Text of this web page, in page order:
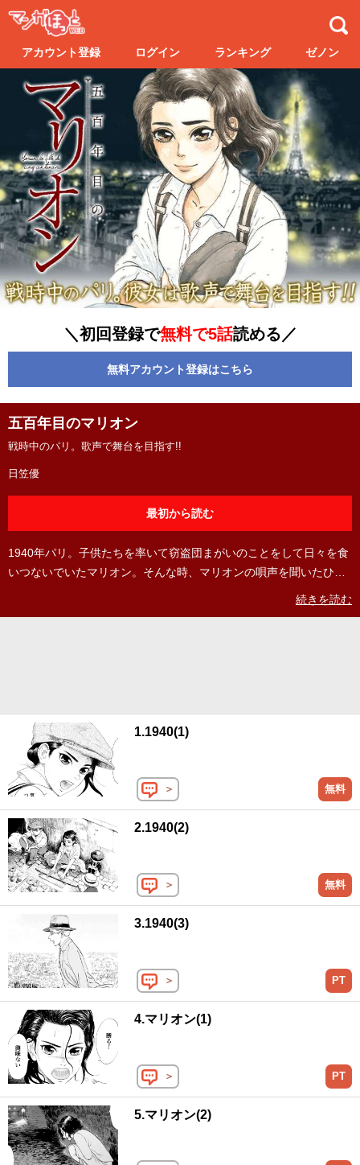
アカウント登録 ログイン ランキング ゼノン
＼初回登録で無料で5話読める／
無料アカウント登録はこちら
五百年目のマリオン
戦時中のパリ。歌声で舞台を目指す!!
日笠優
最初から読む
1940年パリ。子供たちを率いて窃盗団まがいのことをして日々を食
いつないでいたマリオン。そんな時、マリオンの唄声を聞いたひと
りの男に「ジャンヌ・ダルクの役で舞台に立ってみないか」と誘わ
続きを読む
1.1940(1)
＞ 無料
2.1940(2)
＞ 無料
3.1940(3)
＞ PT
4.マリオン(1)
＞ PT
5.マリオン(2)